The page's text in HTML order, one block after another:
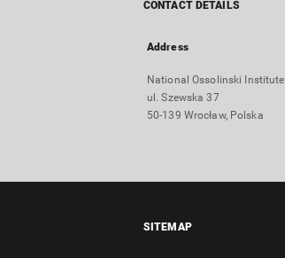
CONTACT DETAILS
Address
National Ossolinski Institute
ul. Szewska 37
50-139 Wrocław, Polska
SITEMAP